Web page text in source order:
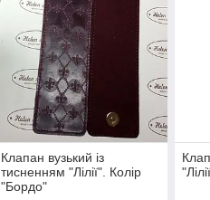
Клапан вузький із
тисненням "Лілії". Колір
"Бордо"